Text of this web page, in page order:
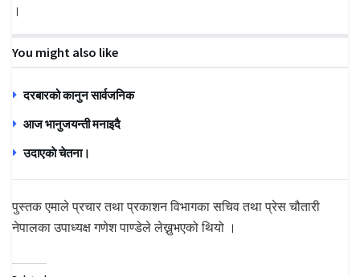
।
You might also like
दरबारको कानुन सार्वजनिक
आज भानुजयन्ती मनाइदै
उदाएकाे चेतना।
पुस्तक एमाले प्रचार तथा प्रकाशन विभागका सचिव तथा प्रेस चौतारी
नेपालका उपाध्यक्ष गणेश पाण्डेले लेख्नुभएको थियो ।